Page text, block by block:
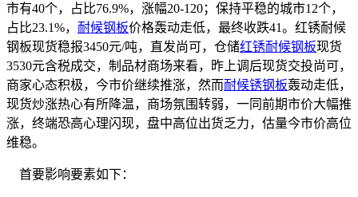
市有40个，占比76.9%，涨幅20-120；保持平稳的城市12个，
占比23.1%， 耐候钢板价格轰动走低，最终收跌41。红锈耐候
钢板现货稳报3450元/吨，直发尚可，仓储红锈耐候钢板现货
3530元含税成交，制品材商场来看，昨上调后现货交投尚可，
商家心态积极，今市价继续推涨，然而耐候锈钢板轰动走低，
现货炒涨热心有所降温，商场氛围转弱，一同前期市价大幅推
涨，终端恐高心理闪现，盘中高位出货乏力，估量今市价高位
维稳。
首要影响要素如下：